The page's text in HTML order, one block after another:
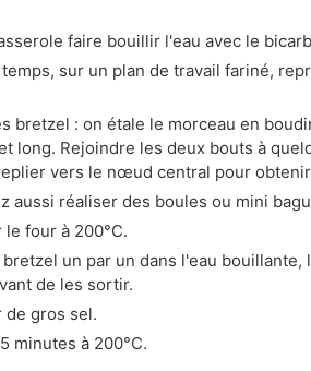
faire bouillir l'eau avec le
sur un plan de travail fariné,
bretzel : on étale le morceau en
long. Rejoindre les deux bouts à
vers le nœud central pour
aussi réaliser des boules ou mini
four à 200°C.
un par un dans l'eau
de les sortir.
de gros sel.
minutes à 200°C.